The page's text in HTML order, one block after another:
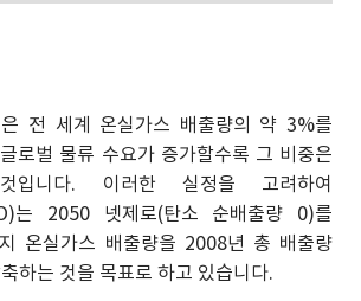
전 세계 온실가스 배출량의 약 3%를
로벌 물류 수요가 증가할수록 그 비중은
입니다. 이러한 실정을 고려하여
는 2050 넷제로(탄소 순배출량 0)를
온실가스 배출량을 2008년 총 배출량
하는 것을 목표로 하고 있습니다.